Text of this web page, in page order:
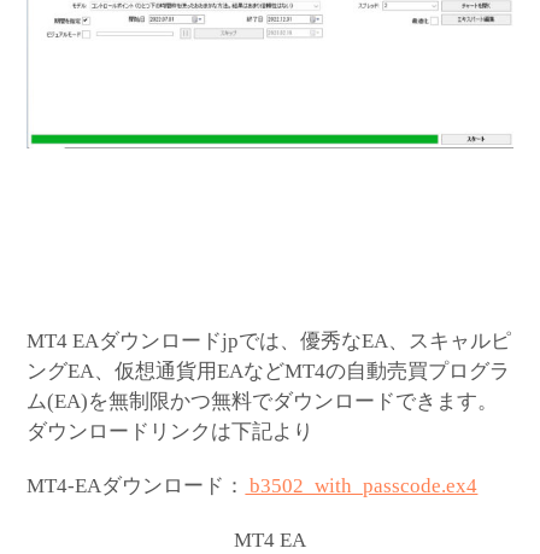
MT4 EAダウンロードjpでは、優秀なEA、スキャルピ
ングEA、仮想通貨用EAなどMT4の自動売買プログラ
ム(EA)を無制限かつ無料でダウンロードできます。
ダウンロードリンクは下記より
MT4-EAダウンロード： b3502_with_passcode.ex4
MT4 EA